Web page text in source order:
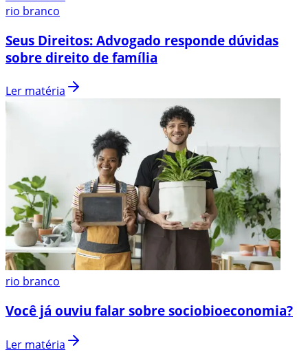
rio branco
Seus Direitos: Advogado responde dúvidas
sobre direito de família
Ler matéria
rio branco
Você já ouviu falar sobre sociobioeconomia?
Ler matéria